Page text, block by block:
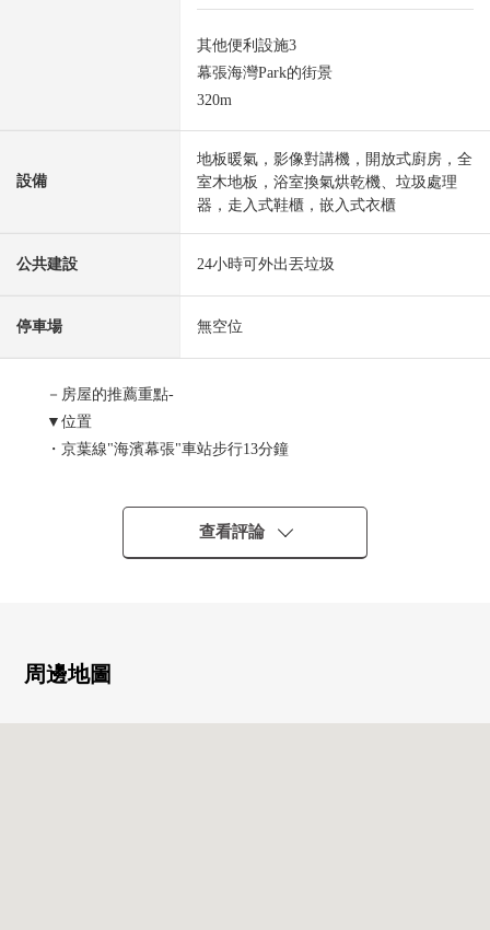
其他便利設施3
幕張海灣Park的街景
320m
設備
地板暖氣，影像對講機，開放式廚房，全
室木地板，浴室換氣烘乾機、垃圾處理
器，走入式鞋櫃，嵌入式衣櫃
公共建設 24小時可外出丟垃圾
停車場 無空位
－房屋的推薦重點-
▼位置
・京葉線"海濱幕張"車站步行13分鐘
・三井不動產Residential株式會社其他開發商
・網際網路是Mansion總括合同。
查看評論
周邊地圖